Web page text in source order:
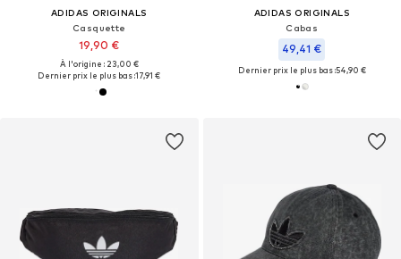
ADIDAS ORIGINALS
Casquette
19,90 €
À l'origine : 23,00 €
Dernier prix le plus bas :17,91 €
ADIDAS ORIGINALS
Cabas
49,41 €
Dernier prix le plus bas :54,90 €